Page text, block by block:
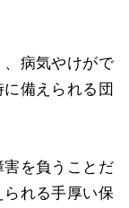
病気やけがで
備えられる団
を負うことだ
れる手厚い保